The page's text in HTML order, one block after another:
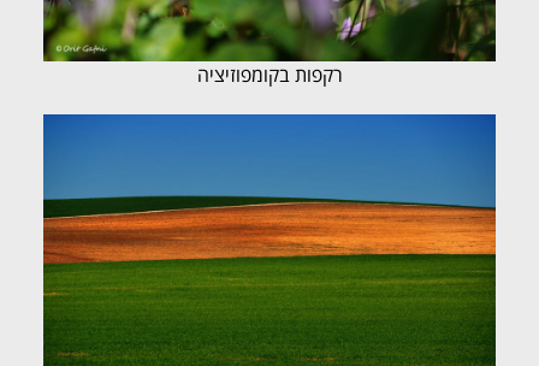
רקפות בקומפוזיציה